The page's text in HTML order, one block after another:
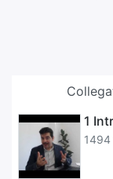
1
1494